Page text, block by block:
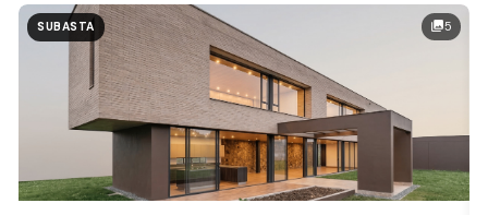
Valor exclusivo para clientes de Dorotea:
20.000 COP
REALIZAR AVALÚO AHORA
photo_library5
SUBASTA